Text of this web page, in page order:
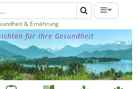
& Ernährung
für Ihre Gesundheit